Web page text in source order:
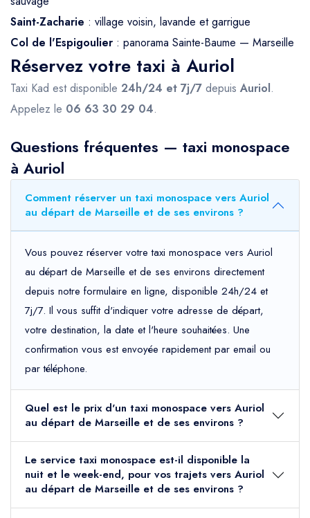
Saint-Zacharie : village voisin, lavande et garrigue
Col de l'Espigoulier : panorama Sainte-Baume — Marseille
Réservez votre taxi à Auriol
Taxi Kad est disponible 24h/24 et 7j/7 depuis Auriol.
Appelez le 06 63 30 29 04.
Questions fréquentes — taxi monospace
à Auriol
Comment réserver un taxi monospace vers Auriol
au départ de Marseille et de ses environs ?
Vous pouvez réserver votre taxi monospace vers Auriol
au départ de Marseille et de ses environs directement
depuis notre formulaire en ligne, disponible 24h/24 et
7j/7. Il vous suffit d'indiquer votre adresse de départ,
votre destination, la date et l'heure souhaitées. Une
confirmation vous est envoyée rapidement par email ou
par téléphone.
Quel est le prix d'un taxi monospace vers Auriol
au départ de Marseille et de ses environs ?
Le service taxi monospace est-il disponible la
nuit et le week-end, pour vos trajets vers Auriol
au départ de Marseille et de ses environs ?